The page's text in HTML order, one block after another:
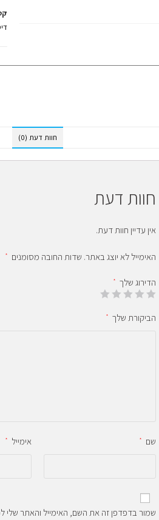
חוות דעת (0)
חוות דעת
אין עדיין חוות דעת.
האימייל לא יוצג באתר. שדות החובה מסומנים *
הדירוג שלך *
הביקורת שלך *
שם * אימייל *
שמור בדפדפן זה את השם, האימייל והאתר שלי